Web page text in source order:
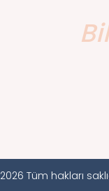
Tüm hakları